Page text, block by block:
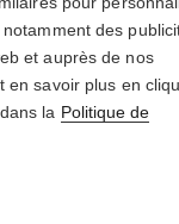
N°19
Eau de Parfum
En savoir plus
des
et auprès de nos
en savoir plus en
la Politique de